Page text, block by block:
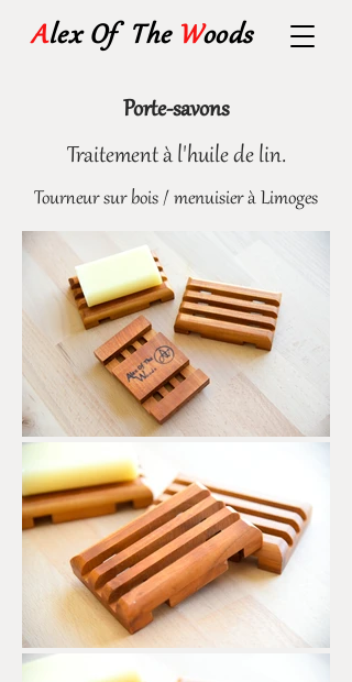
Alex Of The Woods
Porte-savons
Traitement à l'huile de lin.
Tourneur sur bois / menuisier à Limoges